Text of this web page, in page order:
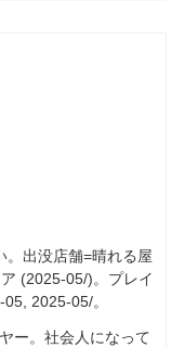
。出没店舗=晴れる屋
(2025-05/)。プレイ
2025-05/。
ー。社会人になって